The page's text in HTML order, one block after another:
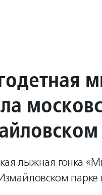
лыжная гонка
парке